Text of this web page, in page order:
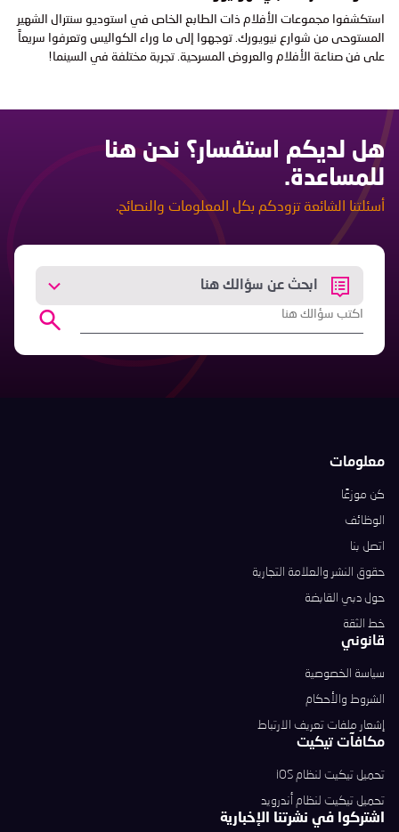
استكشفوا مجموعات الأفلام ذات الطابع الخاص في استوديو سنترال الشهير
المستوحى من شوارع نيويورك. توجهوا إلى ما وراء الكواليس وتعرفوا سريعاً
على فن صناعة الأفلام والعروض المسرحية. تجربة مختلفة في السينما!
هل لديكم استفسار؟ نحن هنا
للمساعدة.
أسئلتنا الشائعة تزودكم بكل المعلومات والنصائح.
ابحث عن سؤالك هنا
اشتركوا في نشرتنا الإخبارية
معلومات
كن موزعًا
الوظائف
اتصل بنا
حقوق النشر والعلامة التجارية
حول دبي القابضة
خط الثقة
قانوني
سياسة الخصوصية
الشروط والأحكام
إشعار ملفات تعريف الارتباط
مكافآت تيكيت
تحميل تيكيت لنظام iOS
تحميل تيكيت لنظام أندرويد